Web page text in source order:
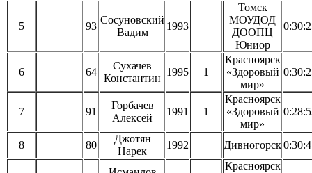
5 93
Сосуновский
Вадим
1993
Томск
МОУДОД
ДООПЦ
Юниор
6 64
Сухачев
Константин
1995 1
Красноярск
«Здоровый
мир»
7 91
Горбачев
Алексей
1991 1
Красноярск
«Здоровый
мир»
8 80
Джотян
Нарек
1992 Дивногорск
Красноярск